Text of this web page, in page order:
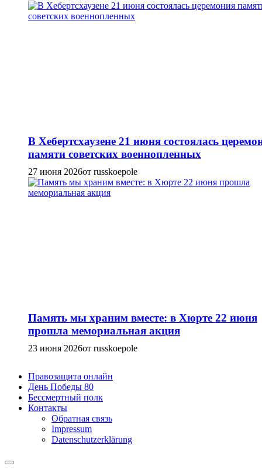
В Хебертсхаузене 21 июня состоялась
памяти советских военнопленных
27 июня 2026от russkoepole
Память мы храним вместе: в Хюрте 22 июня
прошла мемориальная акция
23 июня 2026от russkoepole
Правозащита онлайн
День Победы 80
Бессмертный полк
Контакты
Обратная связь
Impressum
Datenschutzerklärung